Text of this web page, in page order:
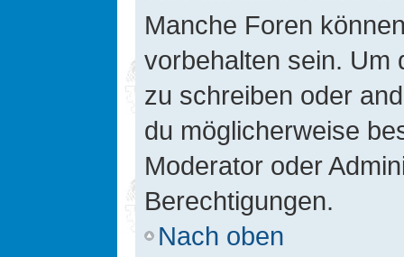
Manche Foren
vorbehalten sein. Um
zu schreiben oder
du möglicherweise
Moderator oder
Berechtigungen.
Nach oben